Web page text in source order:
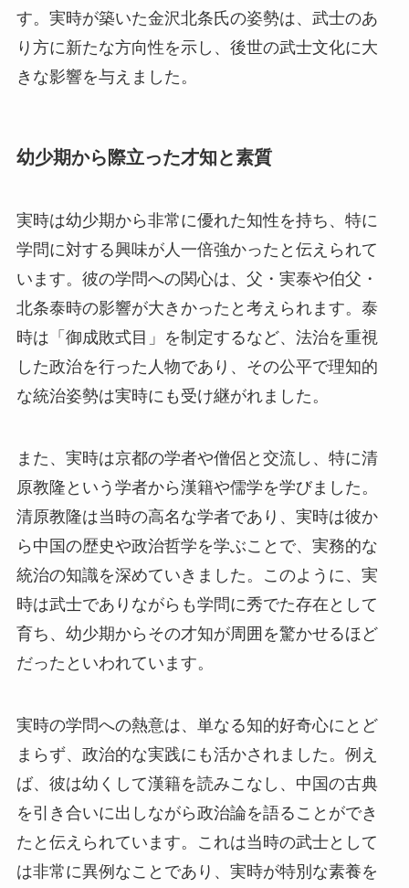
す。実時が築いた金沢北条氏の姿勢は、武士のあ
り方に新たな方向性を示し、後世の武士文化に大
きな影響を与えました。
幼少期から際立った才知と素質
実時は幼少期から非常に優れた知性を持ち、特に
学問に対する興味が人一倍強かったと伝えられて
います。彼の学問への関心は、父・実泰や伯父・
北条泰時の影響が大きかったと考えられます。泰
時は「御成敗式目」を制定するなど、法治を重視
した政治を行った人物であり、その公平で理知的
な統治姿勢は実時にも受け継がれました。
また、実時は京都の学者や僧侶と交流し、特に清
原教隆という学者から漢籍や儒学を学びました。
清原教隆は当時の高名な学者であり、実時は彼か
ら中国の歴史や政治哲学を学ぶことで、実務的な
統治の知識を深めていきました。このように、実
時は武士でありながらも学問に秀でた存在として
育ち、幼少期からその才知が周囲を驚かせるほど
だったといわれています。
実時の学問への熱意は、単なる知的好奇心にとど
まらず、政治的な実践にも活かされました。例え
ば、彼は幼くして漢籍を読みこなし、中国の古典
を引き合いに出しながら政治論を語ることができ
たと伝えられています。これは当時の武士として
は非常に異例なことであり、実時が特別な素養を